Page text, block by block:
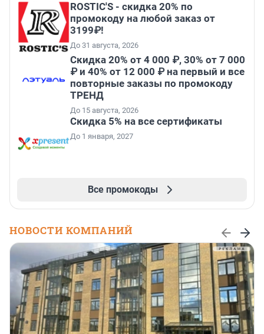
ROSTIC'S - скидка 20% по
промокоду на любой заказ от
3199₽!
До 31 августа, 2026
Скидка 20% от 4 000 ₽, 30% от 7 000
₽ и 40% от 12 000 ₽ на первый и все
повторные заказы по промокоду
ТРЕНД
До 15 августа, 2026
Скидка 5% на все сертификаты
До 1 января, 2027
Все промокоды
НОВОСТИ КОМПАНИЙ